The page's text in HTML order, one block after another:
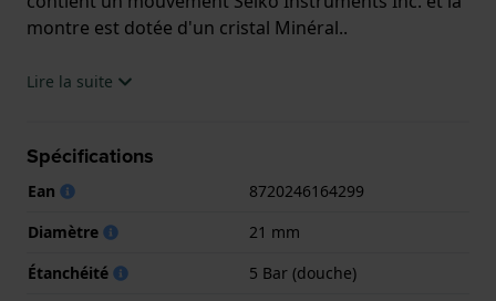
montre est dotée d'un cristal Minéral..
La montre est 5 ATM. Cela signifie que la montre est
.
Lire la suite
Spécifications
Ean
8720246164299
Diamètre
21 mm
Étanchéité
5 Bar (douche)